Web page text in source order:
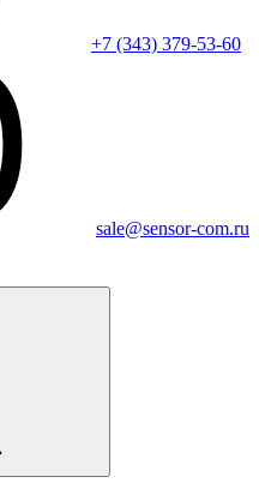
+7 (343) 379-53-60
sale@sensor-com.ru